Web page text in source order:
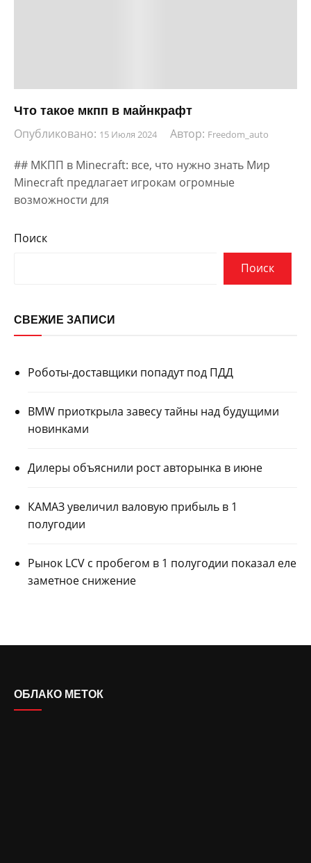
Что такое мкпп в майнкрафт
Опубликовано: 15 Июля 2024 Автор: Freedom_auto
## МКПП в Minecraft: все, что нужно знать Мир
Minecraft предлагает игрокам огромные
возможности для
Поиск
Поиск
СВЕЖИЕ ЗАПИСИ
Роботы-доставщики попадут под ПДД
BMW приоткрыла завесу тайны над будущими
новинками
Дилеры объяснили рост авторынка в июне
КАМАЗ увеличил валовую прибыль в 1
полугодии
Рынок LCV с пробегом в 1 полугодии показал еле
заметное снижение
ОБЛАКО МЕТОК